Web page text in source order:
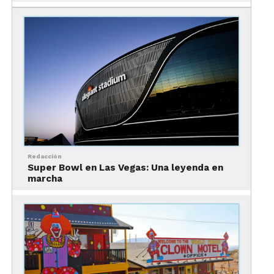
3.No revisar si habrá un gran
evento durante las noches de
tu estancia
Reservar tu habitación alguna noche que coincida
con un espectáculo muy importante como una
pelea estelar de box aumentará la tarifa de tu hotel
considerablemente.
Redacción
Super Bowl en Las Vegas: Una leyenda en
marcha